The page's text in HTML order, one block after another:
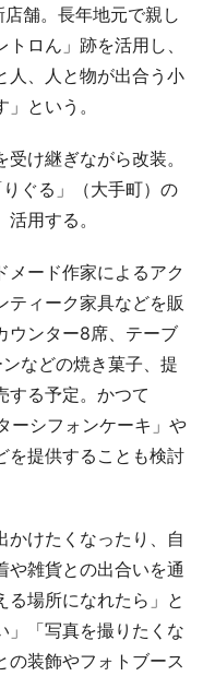
舗。長年地元で親し
ロん」跡を活用し、
人、人と物が出合う小
という。
け継ぎながら改装。
ぐる」（大手町）の
用する。
ード作家によるアク
ティーク家具などを販
ウンター8席、テーブ
などの焼き菓子、提
する予定。かつて
ーシフォンケーキ」や
を提供することも検討
けたくなったり、自
や雑貨との出合いを通
る場所になれたら」と
」「写真を撮りたくな
の装飾やフォトブース